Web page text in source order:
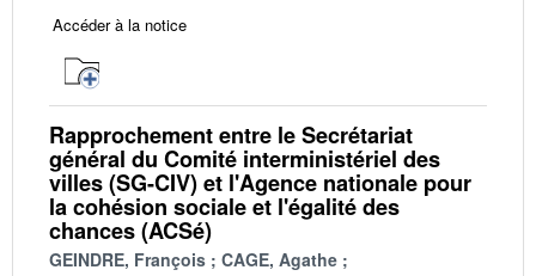
Accéder à la notice
Rapprochement entre le Secrétariat
général du Comité interministériel des
villes (SG-CIV) et l'Agence nationale pour
la cohésion sociale et l'égalité des
chances (ACSé)
GEINDRE, François
CAGE, Agathe